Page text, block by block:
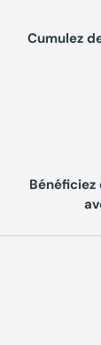
Cumulez